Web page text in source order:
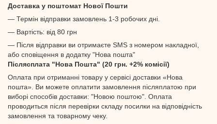
Доставка у поштомат Нової Пошти
— Термін відправки замовлень 1-3 робочих дні.
— Вартість: від 80 грн
— Після відправки ви отримаєте SMS з номером накладної,
або сповіщення в додатку "Нова пошта"
Післясплата "Нова Пошта" (20 грн. +2% комісії)
Оплата при отриманні товару у сервісі доставки «Нова
пошта». Ви можете оплатити замовлення післяплатою при
виборі способів доставки: "Новою поштою". Оплата
проводиться після перевірки складу посилки на відповідність
замовлення та товарному чеку.